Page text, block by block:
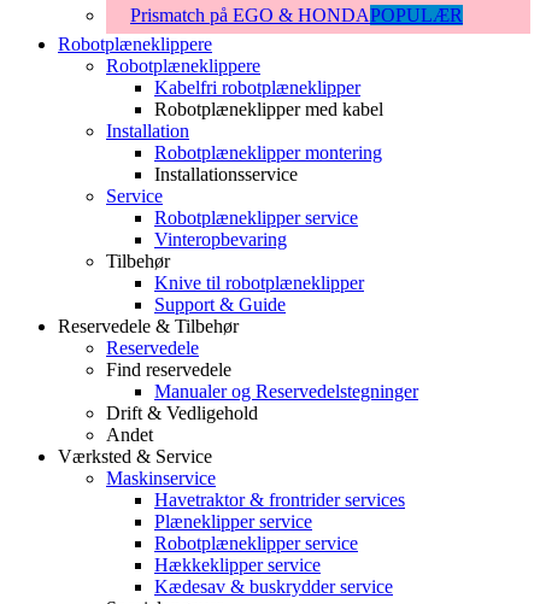
Prismatch på EGO & HONDAPOPULÆR
Robotplæneklippere
Robotplæneklippere
Kabelfri robotplæneklipper
Robotplæneklipper med kabel
Installation
Robotplæneklipper montering
Installationsservice
Service
Robotplæneklipper service
Vinteropbevaring
Tilbehør
Knive til robotplæneklipper
Support & Guide
Reservedele & Tilbehør
Reservedele
Find reservedele
Manualer og Reservedelstegninger
Drift & Vedligehold
Andet
Værksted & Service
Maskinservice
Havetraktor & frontrider services
Plæneklipper service
Robotplæneklipper service
Hækkeklipper service
Kædesav & buskrydder service